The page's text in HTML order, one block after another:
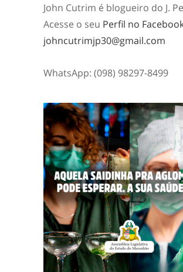
John Cutrim é blogueiro do J.
Acesse o seu Perfil no
johncutrimjp30@gmail.com
WhatsApp: (098) 98297-8499